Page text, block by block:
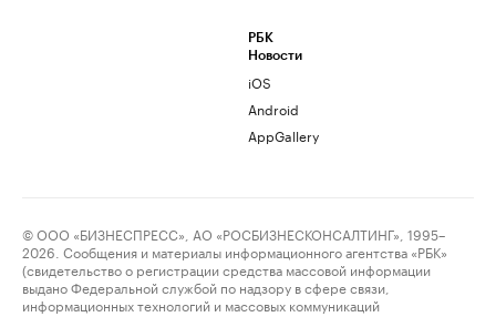
РБК
Новости
iOS
Android
AppGallery
© ООО «БИЗНЕСПРЕСС», АО «РОСБИЗНЕСКОНСАЛТИНГ», 1995–
2026. Сообщения и материалы информационного агентства «РБК»
(свидетельство о регистрации средства массовой информации
выдано Федеральной службой по надзору в сфере связи,
информационных технологий и массовых коммуникаций